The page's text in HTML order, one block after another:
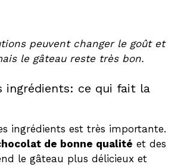
peuvent changer le goût et
le gâteau reste très bon.
ingrédients: ce qui fait la
ingrédients est très importante.
de bonne qualité et des
le gâteau plus délicieux et